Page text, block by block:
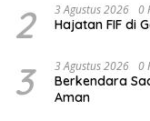
2 3 Agustus 2026 0
Hajatan FIF di
3 3 Agustus 2026 0
Berkendara
Aman